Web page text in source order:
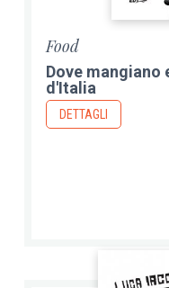
Food
Dove mangiano
d'Italia
DETTAGLI